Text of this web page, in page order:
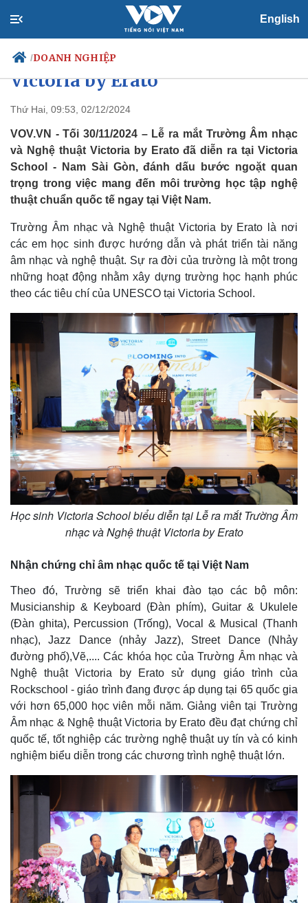
English
/DOANH NGHIỆP
Chính trị
Đảng
Tổ chức nhân sự
Nhận diện sự thật
Xã hội
Tin 24h
Dự báo thời tiết
Giáo dục
Dấu ấn VOV
Việc làm
Biển đảo
Thế giới
Cuộc sống đó đây
Multimedia
Video
E-Magazine
Infographic
Mở cánh cửa nghệ thuật cùng
Trường Âm nhạc và Nghệ thuật
Victoria by Erato
Thứ Hai, 09:53, 02/12/2024
VOV.VN - Tối 30/11/2024 – Lễ ra mắt Trường Âm nhạc
và Nghệ thuật Victoria by Erato đã diễn ra tại Victoria
School - Nam Sài Gòn, đánh dấu bước ngoặt quan
trọng trong việc mang đến môi trường học tập nghệ
thuật chuẩn quốc tế ngay tại Việt Nam.
Trường Âm nhạc và Nghệ thuật Victoria by Erato là nơi
các em học sinh được hướng dẫn và phát triển tài năng
âm nhạc và nghệ thuật. Sự ra đời của trường là một trong
những hoạt động nhằm xây dựng trường học hạnh phúc
theo các tiêu chí của UNESCO tại Victoria School.
Học sinh Victoria School biểu diễn tại Lễ ra mắt Trường Âm
nhạc và Nghệ thuật Victoria by Erato
Nhận chứng chỉ âm nhạc quốc tế tại Việt Nam
Theo đó, Trường sẽ triển khai đào tạo các bộ môn:
Musicianship & Keyboard (Đàn phím), Guitar & Ukulele
(Đàn ghita), Percussion (Trống), Vocal & Musical (Thanh
nhạc), Jazz Dance (nhảy Jazz), Street Dance (Nhảy
đường phố),Vẽ,.... Các khóa học của Trường Âm nhạc và
Nghệ thuật Victoria by Erato sử dụng giáo trình của
Rockschool - giáo trình đang được áp dụng tại 65 quốc gia
với hơn 65,000 học viên mỗi năm. Giảng viên tại Trường
Âm nhạc & Nghệ thuật Victoria by Erato đều đạt chứng chỉ
quốc tế, tốt nghiệp các trường nghệ thuật uy tín và có kinh
nghiệm biểu diễn trong các chương trình nghệ thuật lớn.